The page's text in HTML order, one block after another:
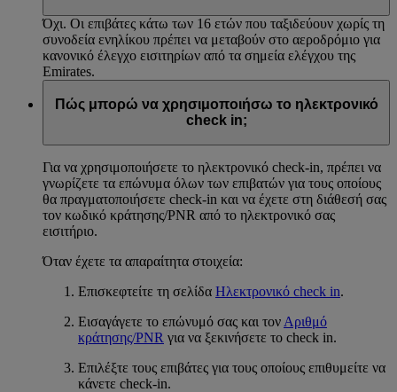
Όχι. Οι επιβάτες κάτω των 16 ετών που ταξιδεύουν χωρίς τη
συνοδεία ενηλίκου πρέπει να μεταβούν στο αεροδρόμιο για
κανονικό έλεγχο εισιτηρίων από τα σημεία ελέγχου της
Emirates.
Πώς μπορώ να χρησιμοποιήσω το ηλεκτρονικό
check in;
Για να χρησιμοποιήσετε το ηλεκτρονικό check-in, πρέπει να
γνωρίζετε τα επώνυμα όλων των επιβατών για τους οποίους
θα πραγματοποιήσετε check-in και να έχετε στη διάθεσή σας
τον κωδικό κράτησης/PNR από το ηλεκτρονικό σας
εισιτήριο.
Όταν έχετε τα απαραίτητα στοιχεία:
Επισκεφτείτε τη σελίδα Ηλεκτρονικό check in.
Εισαγάγετε το επώνυμό σας και τον Αριθμό
κράτησης/PNR για να ξεκινήσετε το check in.
Επιλέξτε τους επιβάτες για τους οποίους επιθυμείτε να
κάνετε check-in.